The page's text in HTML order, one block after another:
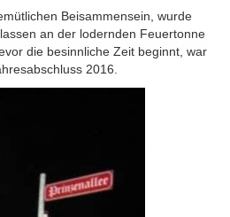
Beisammensein, wurde
an der lodernden Feuertonne
die besinnliche Zeit beginnt, war
2016.